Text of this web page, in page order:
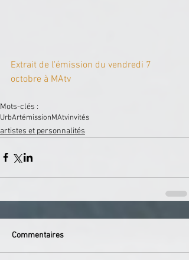
Extrait de l'émission du vendredi 7
octobre à MAtv
Mots-clés :
UrbArtémissionMAtvinvités
artistes et personnalités
Commentaires